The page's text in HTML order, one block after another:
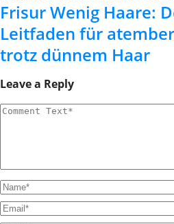
Frisur Wenig Haare:
Leitfaden für
trotz dünnem Haar
Leave a Reply